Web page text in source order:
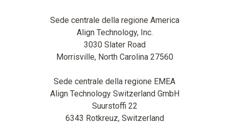
Sede centrale della regione America
Align Technology, Inc.
3030 Slater Road
Morrisville, North Carolina 27560
Sede centrale della regione EMEA
Align Technology Switzerland GmbH
Suurstoffi 22
6343 Rotkreuz, Switzerland